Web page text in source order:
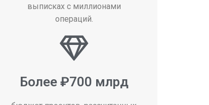
выписках с миллионами
операций.
Более ₽700 млрд